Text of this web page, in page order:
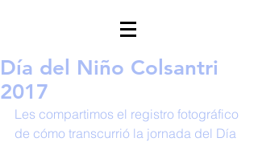
Día del Niño Colsantri
2017
Les compartimos el registro fotográfico
de cómo transcurrió la jornada del Día